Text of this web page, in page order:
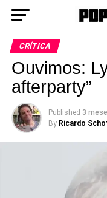
CRÍTICA
Ouvimos:
afterparty”
Published 3
By Ricardo